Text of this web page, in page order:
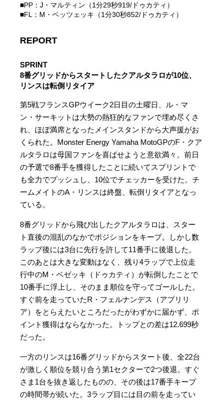
■PP：J・マルティン（1分29秒919/ドゥカティ）
■FL：M・ベッツェッキ（1分30秒852/ドゥカティ）
REPORT
SPRINT
8番グリッドからスタートしたクアルタラロが10位、
リンスは転倒リタイア
第5戦フランスGPウイーク2日目の土曜日、ル・マ
ン・サーキットは大勢の熱狂的なファンで埋め尽くさ
れ、ほぼ満席となったメインスタンドから大声援がお
くられた。Monster Energy Yamaha MotoGPのF・クア
ルタラロは母国ファンを喜ばせようと意欲満々。前日
の予選で8番手を獲得したことに続いてスプリントで
も全力でプッシュし、10位でチェッカーを受けた。チ
ームメイトのA・リンスは終盤、転倒リタイアとなっ
ている。
8番グリッドから飛び出したクアルタラロは、スター
ト直後の混乱のなかでポジションをキープ。しかし数
ラップ後には3台に先行を許して11番手に後退した。
このあとは大きな変動はなく、残り4ラップで上位走
行中のM・ベゼッキ（ドゥカティ）が転倒したことで
10番手に浮上し、そのまま順位を守ってゴールした。
すぐ前を走っていたR・フェルナンデス（アプリリ
ア）をとらえたいところだったがわずかに届かず、ポ
イント獲得はならなかった。トップとの差は12.699秒
だった。
一方のリンスは16番グリッドからスタート後、全22台
が激しく順位を競り合う第1セクターで2つ後退。すぐ
さま1台を抜き返したものの、その後は17番手キープ
の時間帯が続いた。3ラップ目には目の前を走ってい